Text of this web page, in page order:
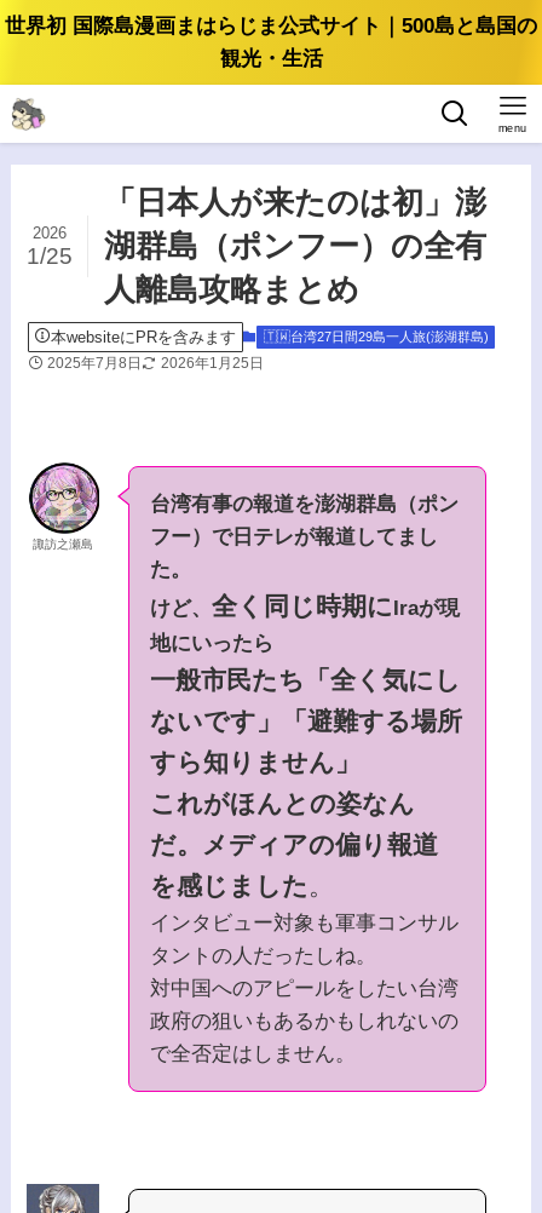
世界初 国際島漫画まはらじま公式サイト｜500島と島国の
観光・生活
menu
「日本人が来たのは初」澎
湖群島（ポンフー）の全有
人離島攻略まとめ
2026
1/25
本websiteにPRを含みます 🇹🇼台湾27日間29島一人旅(澎湖群島)
2025年7月8日 2026年1月25日
諏訪之瀬島
台湾有事の報道を澎湖群島（ポン
フー）で日テレが報道してまし
た。
けど、全く同じ時期に Iraが現
地にいったら
一般市民たち「全く気にし
ないです」「避難する場所
すら知りません」
これがほんとの姿なん
だ。メディアの偏り報道
を感じました 。
インタビュー対象も軍事コンサル
タントの人だったしね。
対中国へのアピールをしたい台湾
政府の狙いもあるかもしれないの
で全否定はしません。